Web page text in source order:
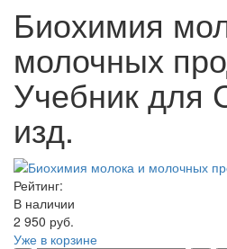
Биохимия
молочных
Учебник для
изд.
Рейтинг:
В наличии
2 950 руб.
Уже в корзине